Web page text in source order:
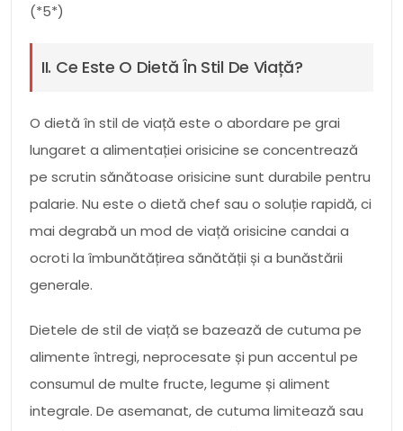
(*5*)
II. Ce Este O Dietă În Stil De Viață?
O dietă în stil de viață este o abordare pe grai
lungaret a alimentației orisicine se concentrează
pe scrutin sănătoase orisicine sunt durabile pentru
palarie. Nu este o dietă chef sau o soluție rapidă, ci
mai degrabă un mod de viață orisicine candai a
ocroti la îmbunătățirea sănătății și a bunăstării
generale.
Dietele de stil de viață se bazează de cutuma pe
alimente întregi, neprocesate și pun accentul pe
consumul de multe fructe, legume și aliment
integrale. De asemanat, de cutuma limitează sau